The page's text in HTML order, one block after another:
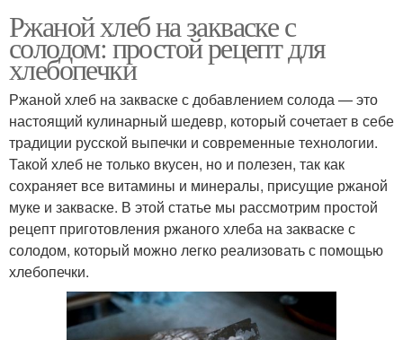
Ржаной хлеб на закваске с
солодом: простой рецепт для
хлебопечки
Ржаной хлеб на закваске с добавлением солода — это
настоящий кулинарный шедевр, который сочетает в себе
традиции русской выпечки и современные технологии.
Такой хлеб не только вкусен, но и полезен, так как
сохраняет все витамины и минералы, присущие ржаной
муке и закваске. В этой статье мы рассмотрим простой
рецепт приготовления ржаного хлеба на закваске с
солодом, который можно легко реализовать с помощью
хлебопечки.